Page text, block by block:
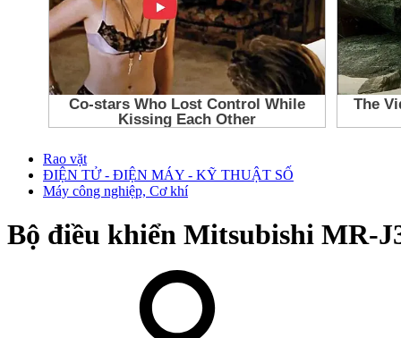
Rao vặt
ĐIỆN TỬ - ĐIỆN MÁY - KỸ THUẬT SỐ
Máy công nghiệp, Cơ khí
Bộ điều khiển Mitsubishi MR-